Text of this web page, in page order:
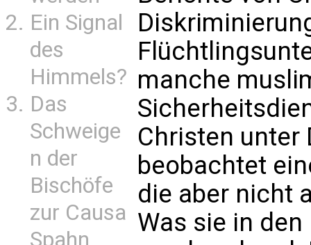
Ein Signal
des
Himmels?
Das
Schweige
n der
Bischöfe
zur Causa
Spahn
manche
Christen unter
beobachtet
die aber nicht
Was sie in